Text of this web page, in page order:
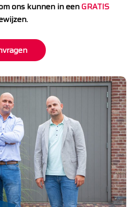
ons kunnen in eenGRATIS